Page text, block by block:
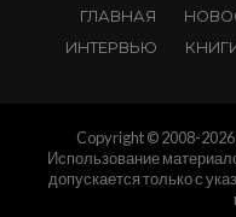
ГЛАВНАЯ
ИНТЕРВЬЮ
Copyright © 2008-
Использование
допускается только с